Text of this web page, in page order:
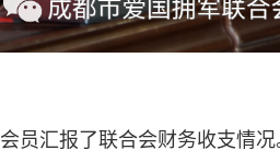
员汇报了联合会财务收支情况